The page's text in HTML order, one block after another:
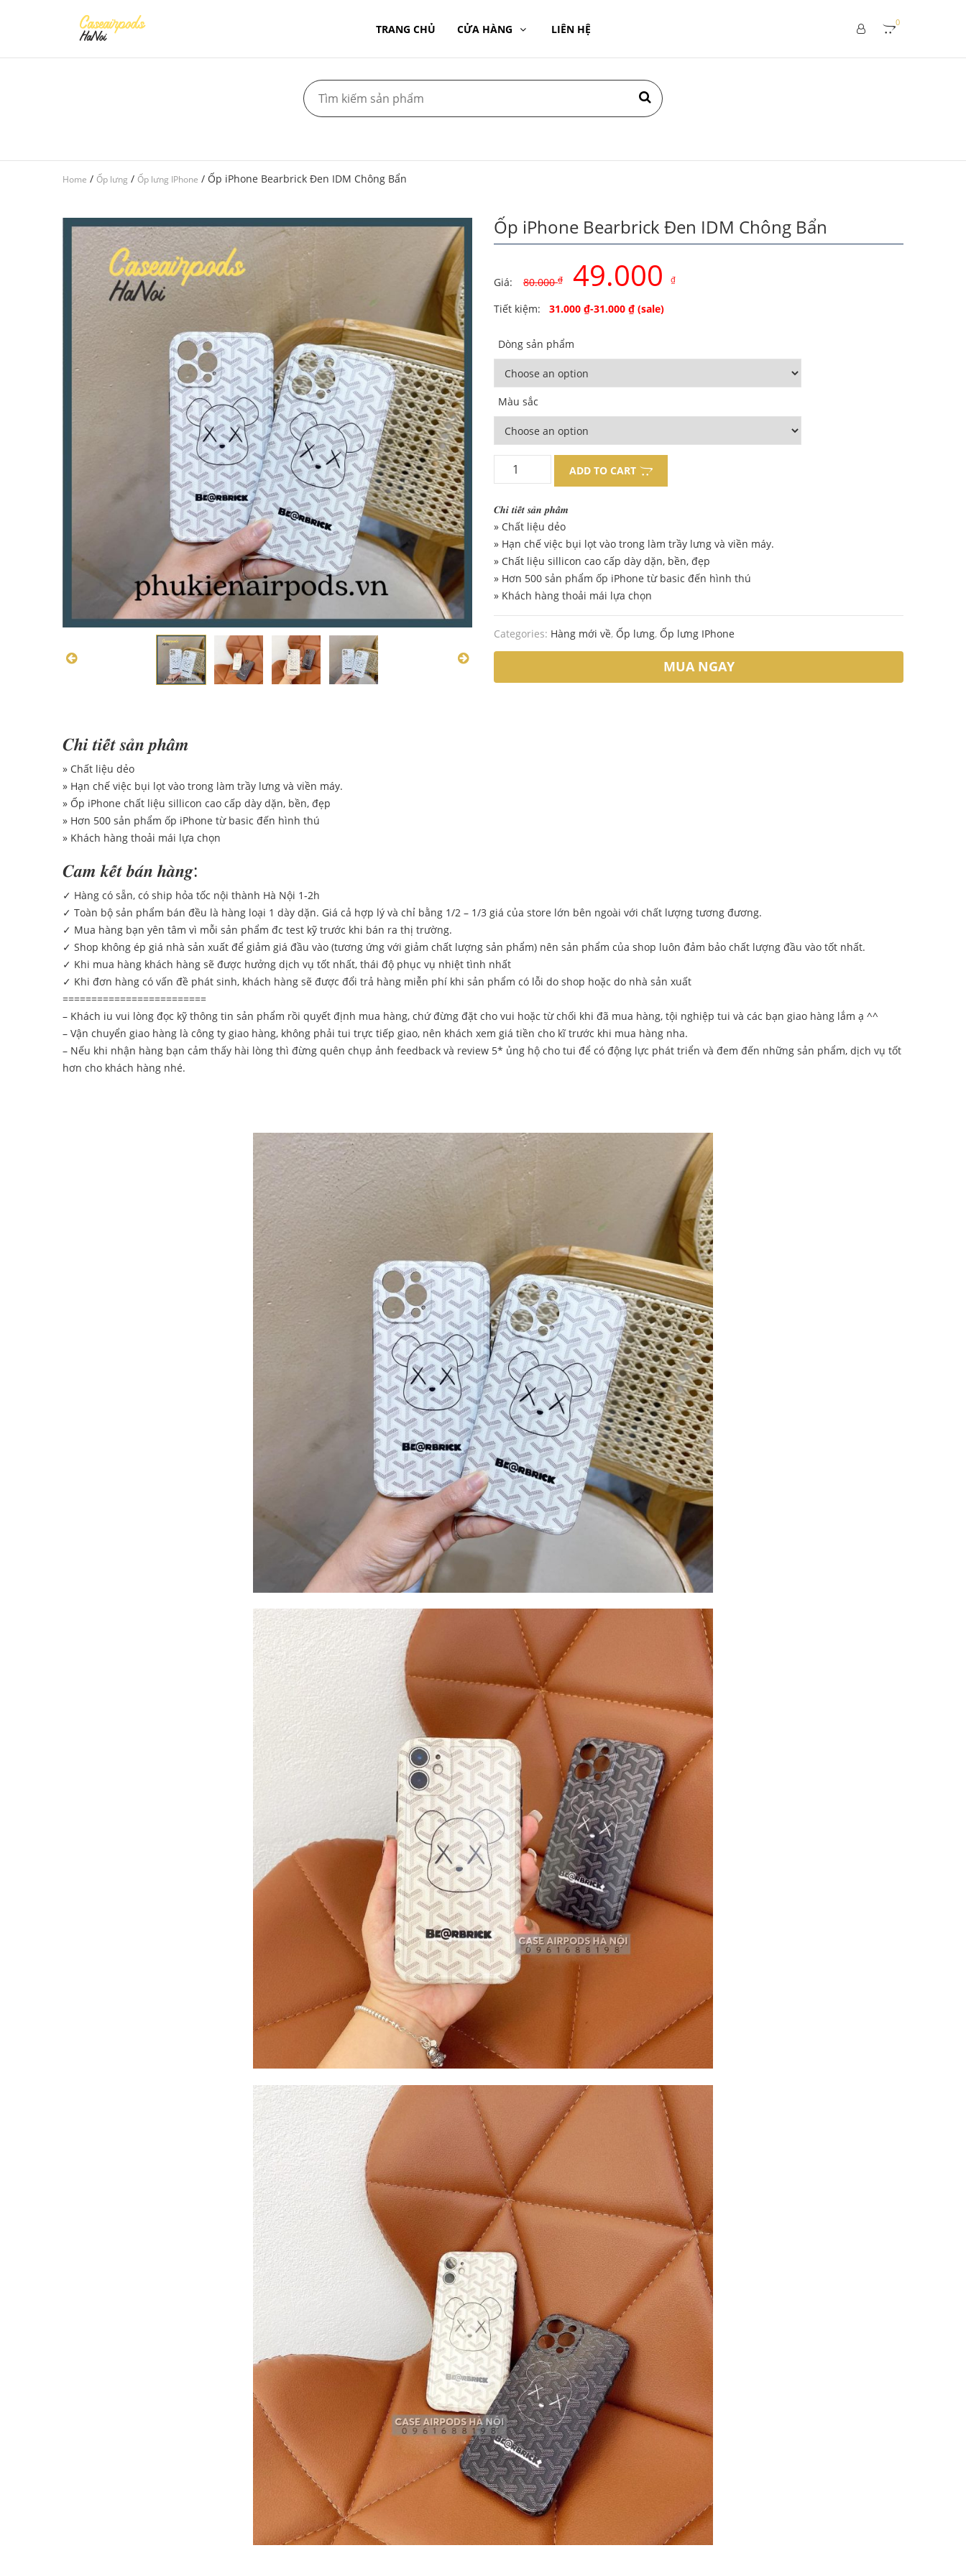
TRANG CHỦ CỬA HÀNG LIÊN HỆ 0
Home / Ốp lưng / Ốp lưng IPhone / Ốp iPhone Bearbrick Đen IDM Chông Bẩn
Ốp iPhone Bearbrick Đen IDM Chông Bẩn
Giá: 80.000₫
Original
price
was:
80.000 ₫.
49.000 ₫
Current
price
is:
49.000 ₫.
Tiết kiệm: 31.000 ₫-31.000 ₫ (sale)
Dòng sản phẩm
Màu sắc
ADD TO CART
𝑪𝒉𝒊 𝒕𝒊𝒆̂́𝒕 𝒔𝒂̉𝒏 𝒑𝒉𝒂̂̉𝒎
» Chất liệu dẻo
» Hạn chế việc bụi lọt vào trong làm trầy lưng và viền máy.
» Chất liệu sillicon cao cấp dày dặn, bền, đẹp
» Hơn 500 sản phẩm ốp iPhone từ basic đến hình thú
» Khách hàng thoải mái lựa chọn
Categories: Hàng mới về, Ốp lưng, Ốp lưng IPhone
MUA NGAY
𝑪𝒉𝒊 𝒕𝒊𝒆̂́𝒕 𝒔𝒂̉𝒏 𝒑𝒉𝒂̂̉𝒎
» Chất liệu dẻo
» Hạn chế việc bụi lọt vào trong làm trầy lưng và viền máy.
» Ốp iPhone chất liệu sillicon cao cấp dày dặn, bền, đẹp
» Hơn 500 sản phẩm ốp iPhone từ basic đến hình thú
» Khách hàng thoải mái lựa chọn
𝑪𝒂𝒎 𝒌𝒆̂́𝒕 𝒃𝒂́𝒏 𝒉𝒂̀𝒏𝒈:
✓ Hàng có sẵn, có ship hỏa tốc nội thành Hà Nội 1-2h
✓ Toàn bộ sản phẩm bán đều là hàng loại 1 dày dặn. Giá cả hợp lý và chỉ bằng 1/2 – 1/3 giá của store lớn bên ngoài với chất lượng tương đương.
✓ Mua hàng bạn yên tâm vì mỗi sản phẩm đc test kỹ trước khi bán ra thị trường.
✓ Shop không ép giá nhà sản xuất để giảm giá đầu vào (tương ứng với giảm chất lượng sản phẩm) nên sản phẩm của shop luôn đảm bảo chất lượng đầu vào tốt nhất.
✓ Khi mua hàng khách hàng sẽ được hưởng dịch vụ tốt nhất, thái độ phục vụ nhiệt tình nhất
✓ Khi đơn hàng có vấn đề phát sinh, khách hàng sẽ được đổi trả hàng miễn phí khi sản phẩm có lỗi do shop hoặc do nhà sản xuất
=========================
– Khách iu vui lòng đọc kỹ thông tin sản phẩm rồi quyết định mua hàng, chứ đừng đặt cho vui hoặc từ chối khi đã mua hàng, tội nghiệp tui và các bạn giao hàng lắm ạ ^^
– Vận chuyển giao hàng là công ty giao hàng, không phải tui trực tiếp giao, nên khách xem giá tiền cho kĩ trước khi mua hàng nha.
– Nếu khi nhận hàng bạn cảm thấy hài lòng thì đừng quên chụp ảnh feedback và review 5* ủng hộ cho tui để có động lực phát triển và đem đến những sản phẩm, dịch vụ tốt
hơn cho khách hàng nhé.